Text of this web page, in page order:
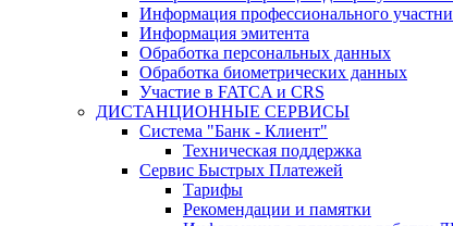
Информация профессионального
Информация эмитента
Обработка персональных данных
Обработка биометрических данных
Участие в FATCA и CRS
ДИСТАНЦИОННЫЕ СЕРВИСЫ
Система "Банк - Клиент"
Техническая поддержка
Сервис Быстрых Платежей
Тарифы
Рекомендации и памятки